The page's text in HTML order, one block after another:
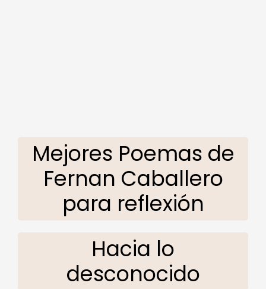
Mejores Poemas de
Fernan Caballero
para reflexión
Hacia lo
desconocido